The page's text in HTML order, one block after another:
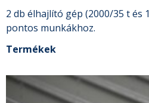
2 db élhajlító gép (2000/35 t és
pontos munkákhoz.
Termékek